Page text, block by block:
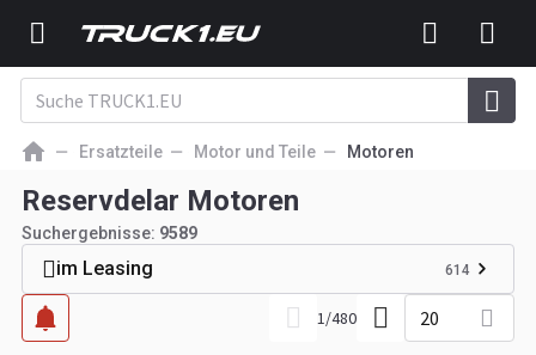
Ersatzteile Motor und Teile Motoren
Reservdelar Motoren
Suchergebnisse: 9589
im Leasing 614
1/480 20